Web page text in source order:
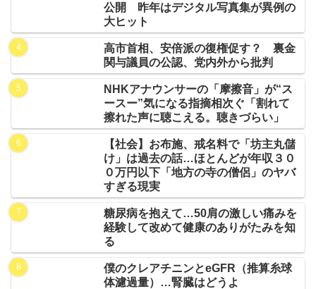
公開 昨年はデジタル写真集が異例の
大ヒット
高市首相、安倍派の復権促す？ 裏金
関与議員の公認、党内外から批判
NHKアナウンサーの「摩擦音」が“ス
ースー”気になる指摘相次ぐ「割れて
擦れた声に聴こえる。聴きづらい」
【社会】お布施、戒名料で「坊主丸儲
け」は過去の話…ほとんどが年収３０
０万円以下「地方の寺の僧侶」のヤバ
すぎる現実
糖尿病を抱えて…50肩の激しい痛みを
経験して改めて健康のありがたみを知
る
僕のクレアチニンとeGFR（推算糸球
体濾過量）…腎臓はどうよ